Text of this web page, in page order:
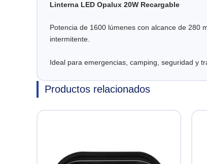
Linterna LED Opalux 20W Recargable
Potencia de 1600 lúmenes con alcance de 280
intermitente.
Ideal para emergencias, camping, seguridad y
Productos relacionados